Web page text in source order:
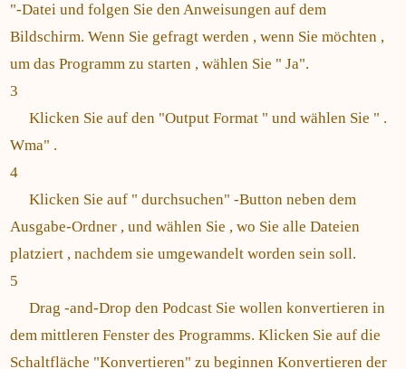
"-Datei und folgen Sie den Anweisungen auf dem
Bildschirm. Wenn Sie gefragt werden , wenn Sie möchten ,
um das Programm zu starten , wählen Sie " Ja".
3
Klicken Sie auf den "Output Format " und wählen Sie " .
Wma" .
4
Klicken Sie auf " durchsuchen" -Button neben dem
Ausgabe-Ordner , und wählen Sie , wo Sie alle Dateien
platziert , nachdem sie umgewandelt worden sein soll.
5
Drag -and-Drop den Podcast Sie wollen konvertieren in
dem mittleren Fenster des Programms. Klicken Sie auf die
Schaltfläche "Konvertieren" zu beginnen Konvertieren der